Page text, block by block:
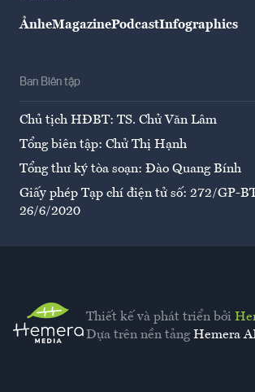
ẢnheMagazinePodcastInfographics
Ban Biên tập
Chủ tịch HĐBT: TS. Chử Văn Lâm
Tổng biên tập: Chử Thị Hạnh
Tổng thư ký tòa soạn: Đào Quang Bính
Giấy phép Tạp chí điện tử số: 272/GP-
26/6/2020
Thiết kế và phát triển bởi
Dựa trên nền tảng Hemera